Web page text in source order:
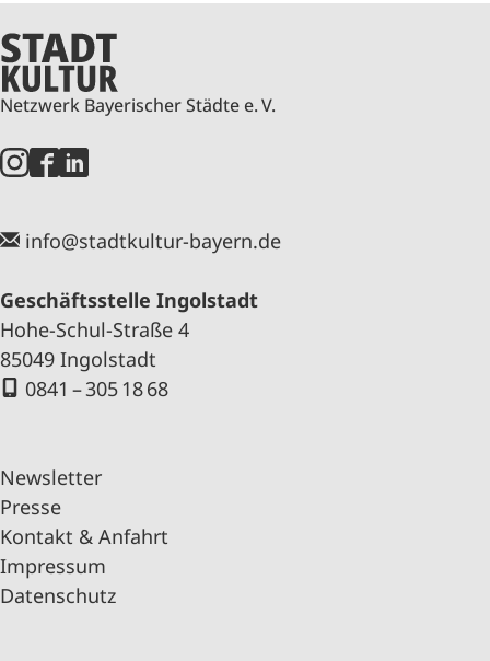
Netzwerk Bayerischer Städte e. V.
info@stadtkultur-bayern.de
Geschäftsstelle Ingolstadt
Hohe-Schul-Straße 4
85049 Ingolstadt
0841 – 305 18 68
Newsletter
Presse
Kontakt & Anfahrt
Impressum
Datenschutz